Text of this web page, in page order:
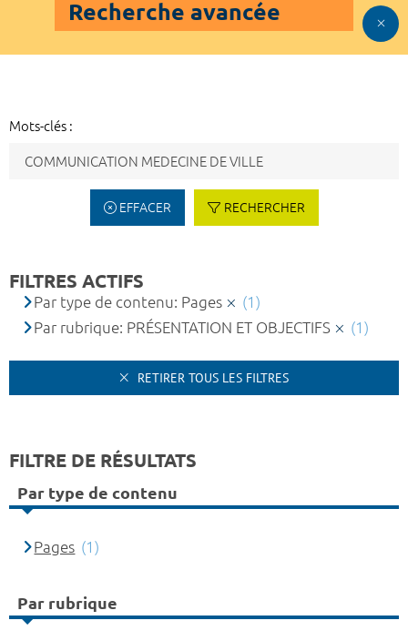
Recherche avancée
Mots-clés :
EFFACER RECHERCHER
FILTRES ACTIFS
Par type de contenu: Pages
(1)
Par rubrique: PRÉSENTATION ET OBJECTIFS
(1)
RETIRER TOUS LES FILTRES
FILTRE DE RÉSULTATS
Par type de contenu
Pages (1)
Par rubrique